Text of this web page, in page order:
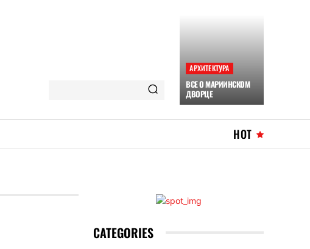
АРХИТЕКТУРА
ВСЕ О МАРИИНСКОМ
ДВОРЦЕ
HOT
CATEGORIES